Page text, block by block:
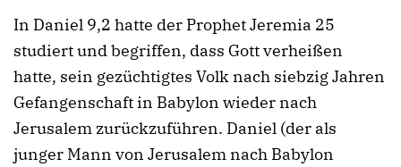
In Daniel 9,2 hatte der Prophet Jeremia 25
studiert und begriffen, dass Gott verheißen
hatte, sein gezüchtigtes Volk nach siebzig Jahren
Gefangenschaft in Babylon wieder nach
Jerusalem zurückzuführen. Daniel (der als
junger Mann von Jerusalem nach Babylon